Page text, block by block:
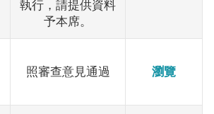
執行，請提供資料
予本席。
照審查意見通過 瀏覽